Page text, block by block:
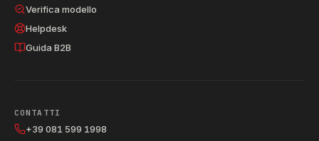
Verifica modello
Helpdesk
Guida B2B
CONTATTI
+39 081 599 1998